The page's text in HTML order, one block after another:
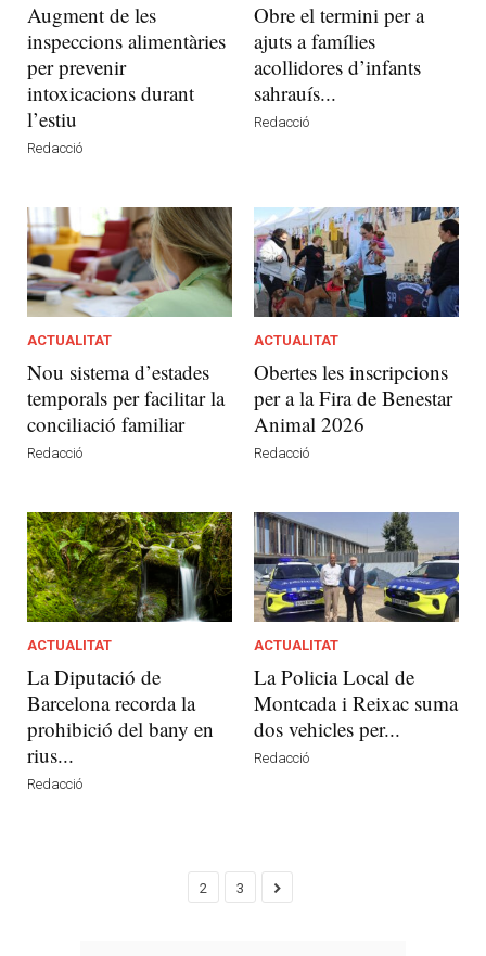
Augment de les
inspeccions alimentàries
per prevenir
intoxicacions durant
l’estiu
Redacció
Obre el termini per a
ajuts a famílies
acollidores d’infants
sahrauís...
Redacció
ACTUALITAT
Nou sistema d’estades
temporals per facilitar la
conciliació familiar
Redacció
ACTUALITAT
Obertes les inscripcions
per a la Fira de Benestar
Animal 2026
Redacció
ACTUALITAT
La Diputació de
Barcelona recorda la
prohibició del bany en
rius...
Redacció
ACTUALITAT
La Policia Local de
Montcada i Reixac suma
dos vehicles per...
Redacció
2 3